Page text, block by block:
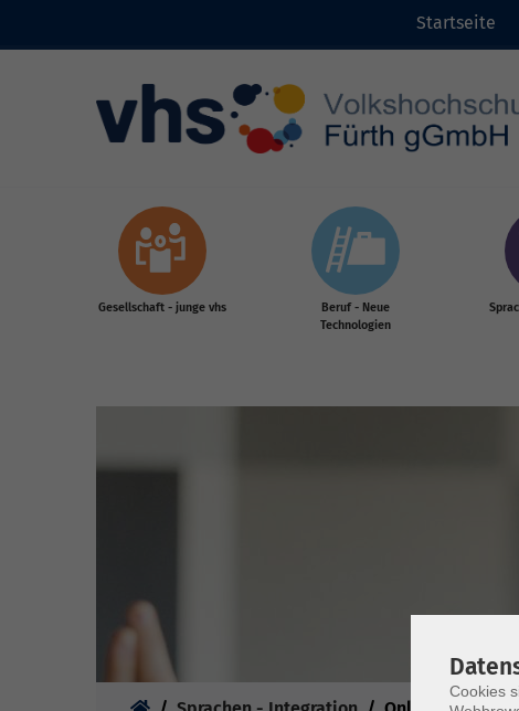
Startseite
Gesellschaft - junge vhs
Beruf - Neue
Technologien
Cookies